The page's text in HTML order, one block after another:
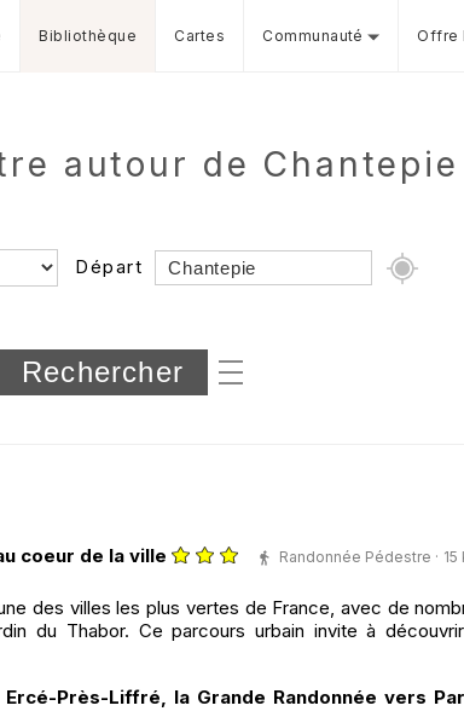
Bibliothèque Cartes Communauté Offre
autour de Chantepie
Départ
et sous-dossiers
coeur de la ville
Randonnée Pédestre · 15
des villes les plus vertes de France, avec de
du Thabor. Ce parcours urbain invite à
Ercé-Près-Liffré, la Grande Randonnée vers